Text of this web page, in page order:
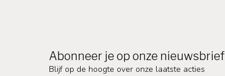
Abonneer je op onze nieuwsbrief
Blijf op de hoogte over onze laatste acties